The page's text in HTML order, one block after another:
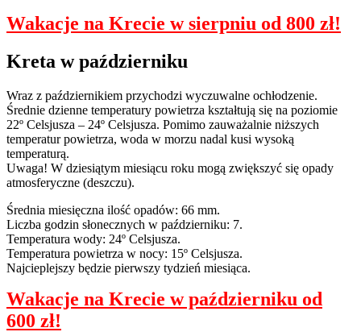
Wakacje na Krecie w sierpniu od 800 zł!
Kreta w październiku
Wraz z październikiem przychodzi wyczuwalne ochłodzenie.
Średnie dzienne temperatury powietrza kształtują się na poziomie
22º Celsjusza – 24º Celsjusza. Pomimo zauważalnie niższych
temperatur powietrza, woda w morzu nadal kusi wysoką
temperaturą.
Uwaga! W dziesiątym miesiącu roku mogą zwiększyć się opady
atmosferyczne (deszczu).
Średnia miesięczna ilość opadów: 66 mm.
Liczba godzin słonecznych w październiku: 7.
Temperatura wody: 24º Celsjusza.
Temperatura powietrza w nocy: 15º Celsjusza.
Najcieplejszy będzie pierwszy tydzień miesiąca.
Wakacje na Krecie w październiku od
600 zł!